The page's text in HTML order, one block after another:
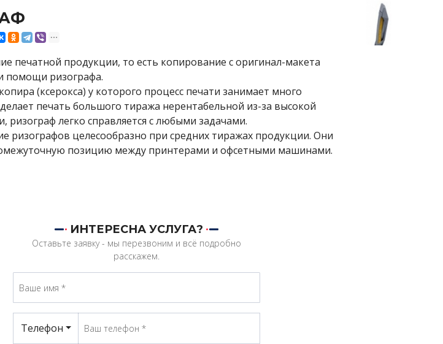
печатной продукции, то есть копирование с оригинал-макета
помощи ризографа.
(ксерокса) у которого процесс печати занимает много
печать большого тиража нерентабельной из-за высокой
ризограф легко справляется с любыми задачами.
ризографов целесообразно при средних тиражах продукции. Они
позицию между принтерами и офсетными машинами.
ИНТЕРЕСНА УСЛУГА?
Оставьте заявку - мы перезвоним и всё подробно
расскажем.
Телефон